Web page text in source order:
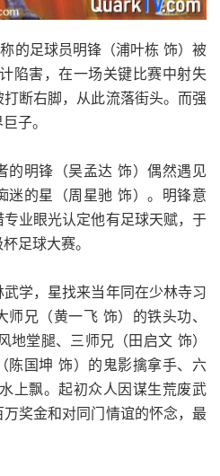
的足球员明锋（浦叶栋 饰）被
陷害，在一场关键比赛中射失
断右脚，从此流落街头。而强
子。
的明锋（吴孟达 饰）偶然遇见
迷的星（周星驰 饰）。明锋意
业眼光认定他有足球天赋，于
足球大赛。
学，星找来当年同在少林寺习
兄（黄一飞 饰）的铁头功、
地堂腿、三师兄（田启文 饰）
陈国坤 饰）的鬼影擒拿手、六
上飘。起初众人因谋生荒废武
奖金和对同门情谊的怀念，最